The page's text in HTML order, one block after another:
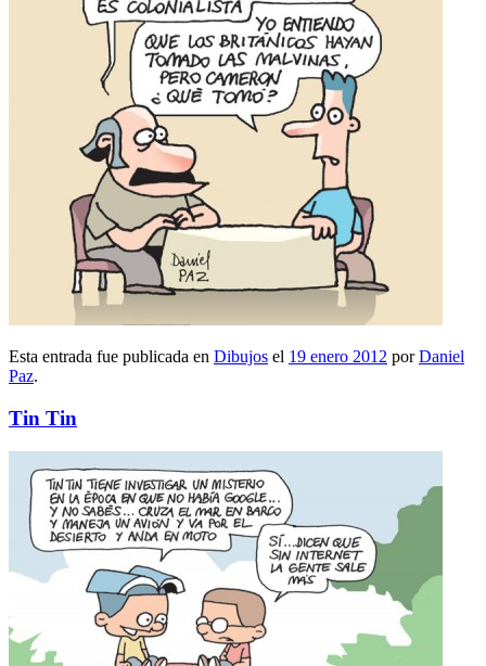
Esta entrada fue publicada en Dibujos el 19 enero 2012 porDaniel
Paz.
Tin Tin